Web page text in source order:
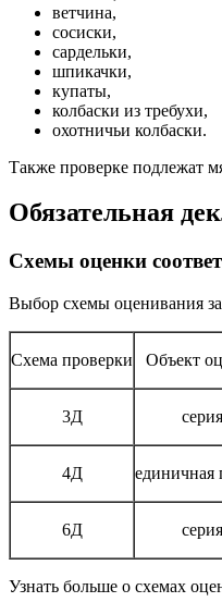
ветчина,
сосиски,
сардельки,
шпикачки,
купаты,
колбаски из требухи,
охотничьи колбаски.
Также проверке подлежат
Обязательная
Схемы оценки
Выбор схемы оценивания
Схема проверки Объект
3Д серия
4Д единичная
6Д серия
Узнать больше о схемах